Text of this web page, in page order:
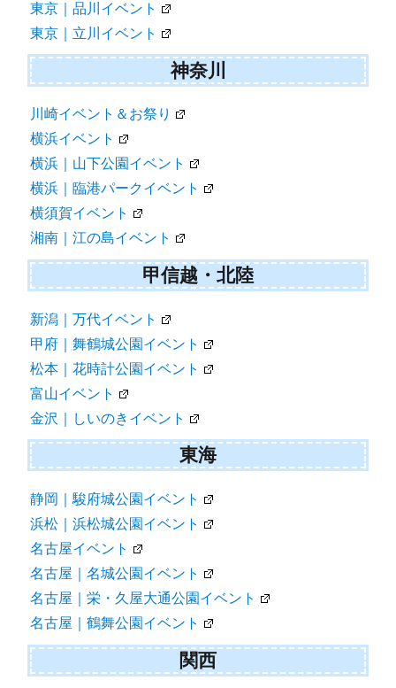
東京｜品川イベント
東京｜立川イベント
神奈川
川崎イベント＆お祭り
横浜イベント
横浜｜山下公園イベント
横浜｜臨港パークイベント
横須賀イベント
湘南｜江の島イベント
甲信越・北陸
新潟｜万代イベント
甲府｜舞鶴城公園イベント
松本｜花時計公園イベント
富山イベント
金沢｜しいのきイベント
東海
静岡｜駿府城公園イベント
浜松｜浜松城公園イベント
名古屋イベント
名古屋｜名城公園イベント
名古屋｜栄・久屋大通公園イベント
名古屋｜鶴舞公園イベント
関西